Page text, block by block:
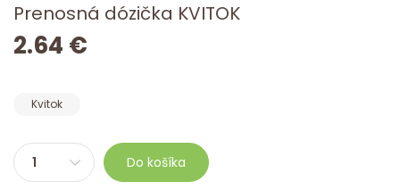
Prenosná dózička KVITOK
2.64 €
Kvitok
Do košíka